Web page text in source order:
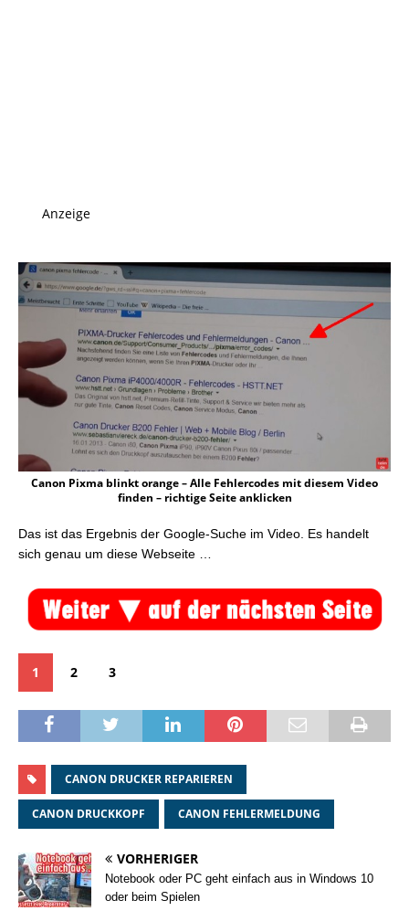
Anzeige
Canon Pixma blinkt orange – Alle Fehlercodes mit diesem Video
finden – richtige Seite anklicken
Das ist das Ergebnis der Google-Suche im Video. Es handelt
sich genau um diese Webseite …
1 2 3
CANON DRUCKER REPARIEREN
CANON DRUCKKOPF CANON FEHLERMELDUNG
VORHERIGER
Notebook oder PC geht einfach aus in Windows 10
oder beim Spielen